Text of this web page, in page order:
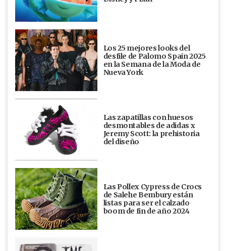
Los 25 mejores looks del
desfile de Palomo Spain 2025
en la Semana de la Moda de
Nueva York
Las zapatillas con huesos
desmontables de adidas x
Jeremy Scott: la prehistoria
del diseño
Las Pollex Cypress de Crocs
de Salehe Bembury están
listas para ser el calzado
boom de fin de año 2024